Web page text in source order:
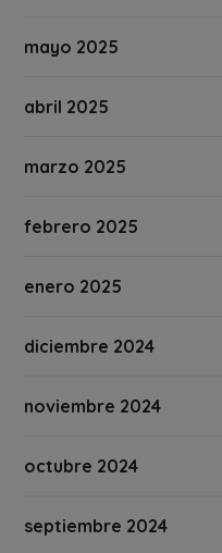
mayo 2025
abril 2025
marzo 2025
febrero 2025
enero 2025
diciembre 2024
noviembre 2024
octubre 2024
septiembre 2024